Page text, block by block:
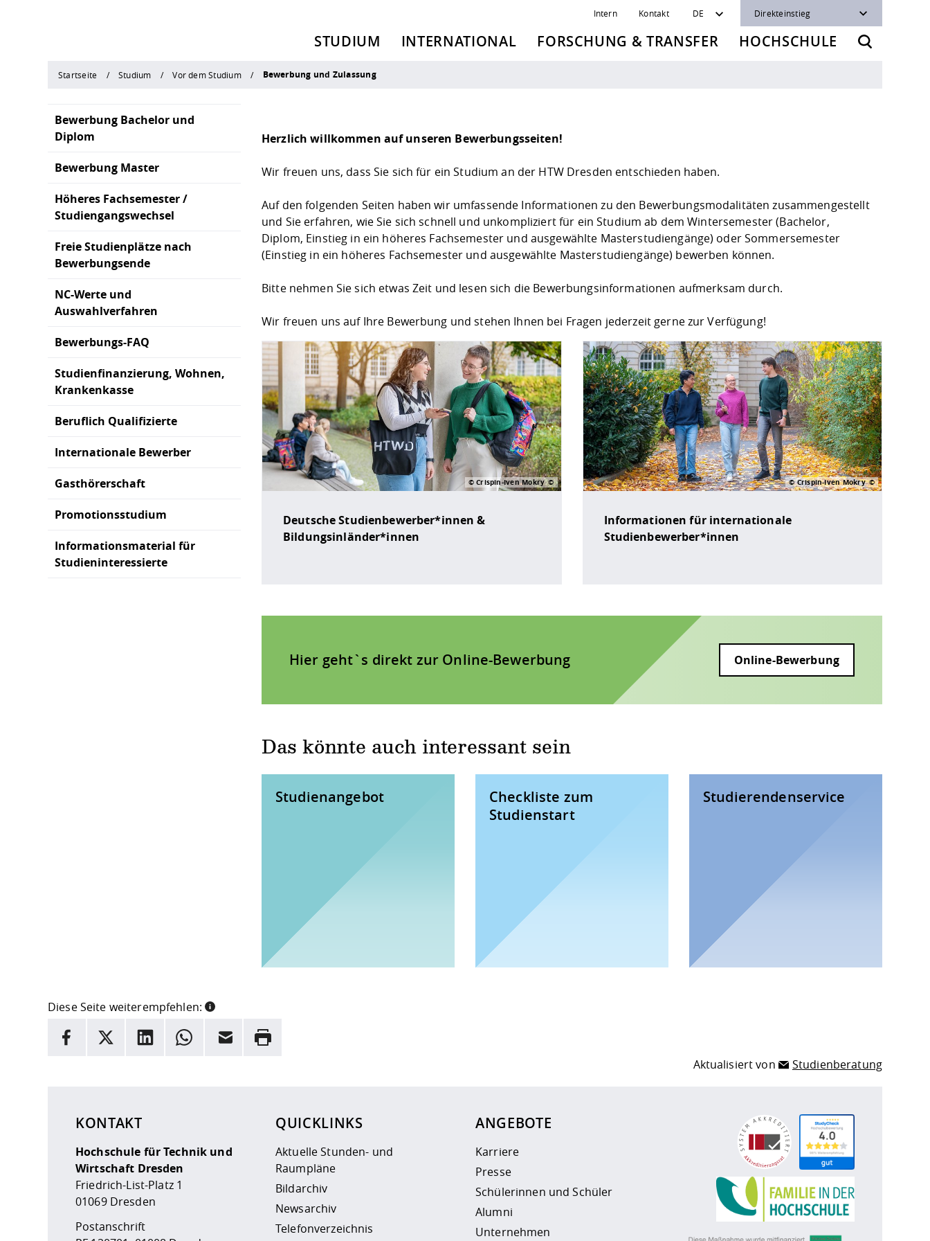
Intern Kontakt DE Direkteinstieg
STUDIUM INTERNATIONAL FORSCHUNG & TRANSFER HOCHSCHULE
Startseite Studium Vor dem Studium Bewerbung und Zulassung
Bewerbung Bachelor und
Diplom
Bewerbung Master
Höheres Fachsemester /
Studiengangswechsel
Freie Studienplätze nach
Bewerbungsende
NC-Werte und
Auswahlverfahren
Bewerbungs-FAQ
Studienfinanzierung, Wohnen,
Krankenkasse
Beruflich Qualifizierte
Internationale Bewerber
Gasthörerschaft
Promotionsstudium
Informationsmaterial für
Studieninteressierte
Herzlich willkommen auf unseren Bewerbungsseiten!
Wir freuen uns, dass Sie sich für ein Studium an der HTW Dresden entschieden haben.
Auf den folgenden Seiten haben wir umfassende Informationen zu den Bewerbungsmodalitäten zusammengestellt
und Sie erfahren, wie Sie sich schnell und unkompliziert für ein Studium ab dem Wintersemester (Bachelor,
Diplom, Einstieg in ein höheres Fachsemester und ausgewählte Masterstudiengänge) oder Sommersemester
(Einstieg in ein höheres Fachsemester und ausgewählte Masterstudiengänge) bewerben können.
Bitte nehmen Sie sich etwas Zeit und lesen sich die Bewerbungsinformationen aufmerksam durch.
Wir freuen uns auf Ihre Bewerbung und stehen Ihnen bei Fragen jederzeit gerne zur Verfügung!
Deutsche Studienbewerber*innen &
Bildungsinländer*innen
© Crispin-Iven Mokry
Informationen für internationale
Studienbewerber*innen
© Crispin-Iven Mokry
Hier geht`s direkt zur Online-Bewerbung Online-Bewerbung
Das könnte auch interessant sein
Studienangebot
Checkliste zum
Studienstart
Studierendenservice
Diese Seite weiterempfehlen:
INFORMATION
Facebook
X LinkedInWhatsappE-Mail Drucken
Aktualisiert von Studienberatung
KONTAKT
Hochschule für Technik und
Wirtschaft Dresden
Friedrich-List-Platz 1
01069 Dresden
Postanschrift
QUICKLINKS
Aktuelle Stunden- und
Raumpläne
Bildarchiv
Newsarchiv
Telefonverzeichnis
ANGEBOTE
Karriere
Presse
Schülerinnen und Schüler
Alumni
Unternehmen